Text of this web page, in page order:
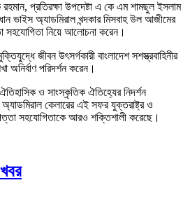
রহমান, প্রতিরক্ষা উপদেষ্টা এ কে এম শামছুল ইসলাম
ভাইস অ্যাডমিরাল খন্দকার মিসবাহ উল আজীমের
সহযোগিতা নিয়ে আলোচনা করেন।
জীবন উৎসর্গকারী বাংলাদেশ সশস্ত্রবাহিনীর
অনির্বাণ পরিদর্শন করেন।
ও সাংস্কৃতিক ঐতিহ্যের নিদর্শন
কেলারের এই সফর যুক্তরাষ্ট্র ও
সহযোগিতাকে আরও শক্তিশালী করেছে।